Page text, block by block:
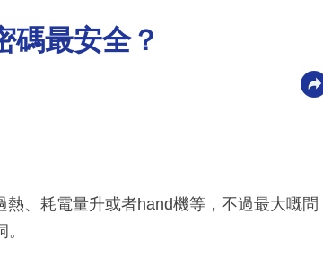
最安全？
、耗電量升或者hand機等，不過最大嘅問